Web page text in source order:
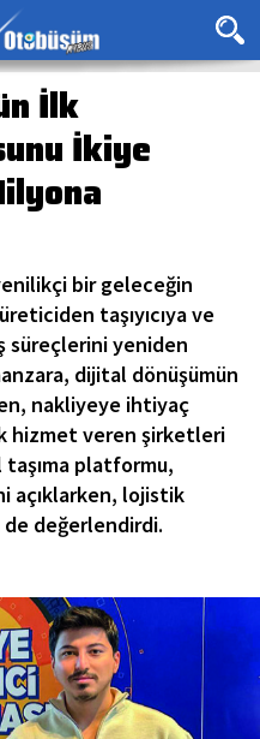
İlk
İkiye
bir geleceğin
taşıyıcıya ve
süreçlerini yeniden
dijital dönüşümün
nakliyeye ihtiyaç
hizmet veren şirketleri
platformu,
açıklarken, lojistik
değerlendirdi.